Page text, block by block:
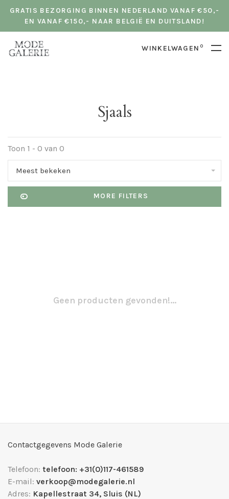
GRATIS BEZORGING BINNEN NEDERLAND VANAF €50,-
EN VANAF €150,- NAAR BELGIË EN DUITSLAND!
WINKELWAGEN 0
Sjaals
Toon 1 - 0 van 0
Meest bekeken
MORE FILTERS
Geen producten gevonden!...
Contactgegevens Mode Galerie
Telefoon: telefoon: +31(0)117-461589
E-mail: verkoop@modegalerie.nl
Adres: Kapellestraat 34, Sluis (NL)